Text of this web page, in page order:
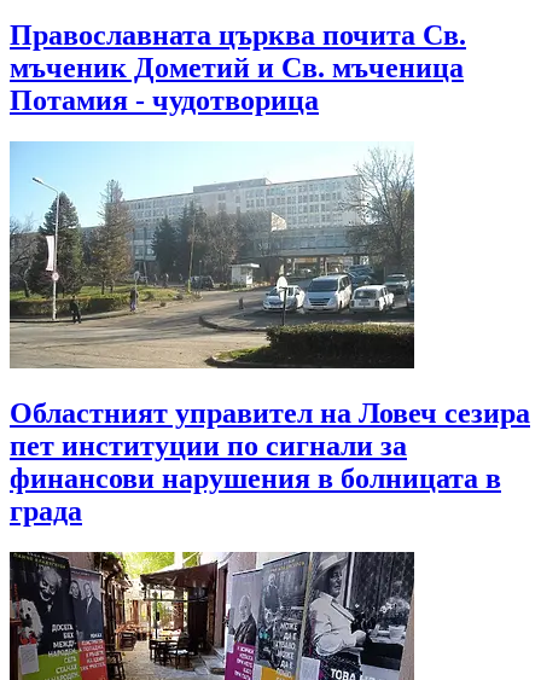
Православната църква почита Св.
мъченик Дометий и Св. мъченица
Потамия - чудотворица
Областният управител на Ловеч сезира
пет институции по сигнали за
финансови нарушения в болницата в
града